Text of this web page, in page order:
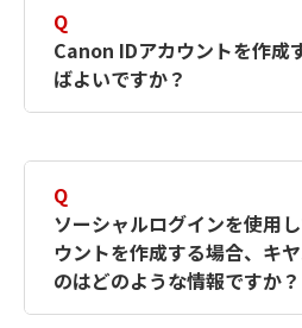
Q
Canon IDアカウントを作成
ばよいですか？
す。詳しい作成方法は【
何ですか？Canon IDの
ださい。
Q
ソーシャルログインを使用
ウントを作成する場合、キ
のはどのような情報ですか？